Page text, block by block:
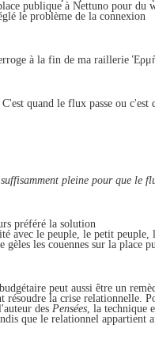
publique à Nettuno pour du
le problème de la connexion
à la fin de ma raillerie
C'est quand le flux passe ou c'est
pleine pour que le
préféré la solution
avec le peuple, le petit peuple,
gèles les couennes sur la place
peut aussi être un
résoudre la crise relationnelle.
des Pensées, la technique
que le relationnel appartient